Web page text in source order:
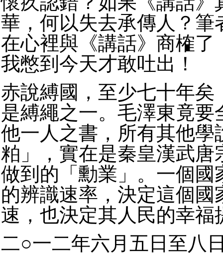
華，何以失去承傳人？筆
在心裡與《講話》商榷了
我憋到今天才敢吐出！
赤說縛國，至少七十年矣
是縛繩之一。毛澤東竟要
他一人之書，所有其他學
粕」，實在是秦皇漢武唐
做到的「勳業」。一個國
的辨識速率，決定這個國
速，也決定其人民的幸福
二○一二年六月五日至八